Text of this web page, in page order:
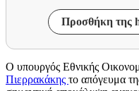
Προσθήκη της
Ο υπουργός Εθνικής
Πιερρακάκης το απόγευμα